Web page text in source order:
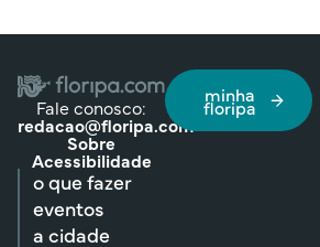
Fale conosco:
redacao@floripa.com
Sobre
Acessibilidade
minha
floripa
o que fazer
eventos
a cidade